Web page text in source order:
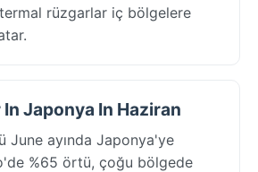
rüzgarlar iç bölgelere
Japonya In Haziran
June ayında Japonya'ye
%65 örtü, çoğu bölgede